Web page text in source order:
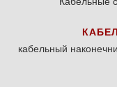
кабельный